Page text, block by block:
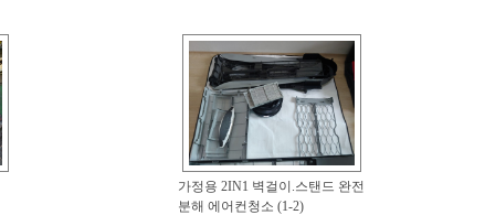
가정용 2IN1 벽걸이.스탠드 완전
분해 에어컨청소 (1-2)